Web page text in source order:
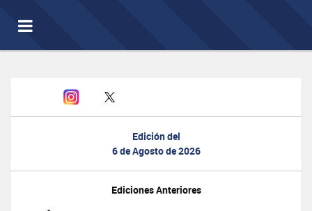
Toggle
navigation
Edición del
6 de Agosto de 2026
Ediciones Anteriores